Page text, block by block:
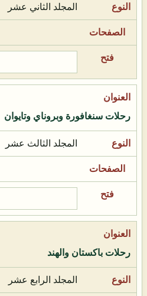
المجلد الثاني عشر
رحلات سنغافورة وبروناي وتايوان
المجلد الثالث عشر
رحلات باكستان والهند
المجلد الرابع عشر